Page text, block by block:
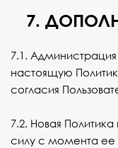
7.
7.1.
настоящую
согласия
7.2. Новая
силу с момента